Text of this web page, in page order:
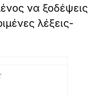
να ξοδέψεις
λέξεις-